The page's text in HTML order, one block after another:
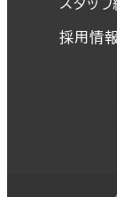
採用情報